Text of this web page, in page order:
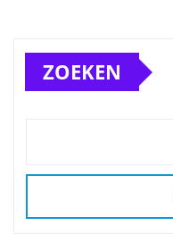
ZOEKEN